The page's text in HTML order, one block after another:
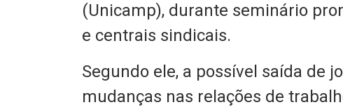
(Unicamp), durante seminário
e centrais sindicais.
Segundo ele, a possível saída de
mudanças nas relações de